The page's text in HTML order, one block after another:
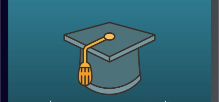
בפרקים הקרובים של אקדמיקס אצלול לכמה מסוגיות
חוקתיות אלו ויחד עם פרופ' רבקה ווייל, מרצה וחוקרת של
משפט חוקתי, ציבורי והשוואתי, אקיים שיחה אקדמית בגובה
העיניים על הנושאים שבערו בבחירות האחרונות ומשפיעים על